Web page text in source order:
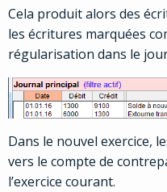
Cela produit alors des
les écritures marquées
régularisation dans le
Dans le nouvel exercice,
vers le compte de
l’exercice courant.